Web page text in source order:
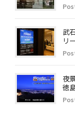
武
リ
夜
徳